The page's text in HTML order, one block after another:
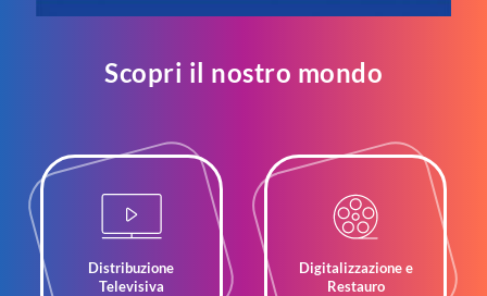
Scopri il nostro mondo
Distribuzione
Televisiva
Digitalizzazione e
Restauro